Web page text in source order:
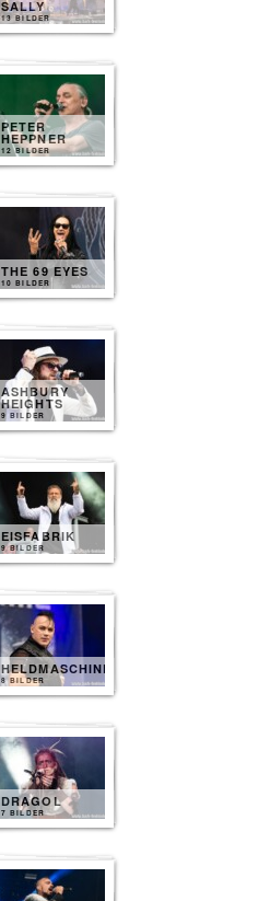
SALLY
13 BILDER
PETER
HEPPNER
12 BILDER
THE 69 EYES
10 BILDER
ASHBURY
HEIGHTS
9 BILDER
EISFABRIK
9 BILDER
HELDMASCHINE
8 BILDER
DRAGOL
7 BILDER